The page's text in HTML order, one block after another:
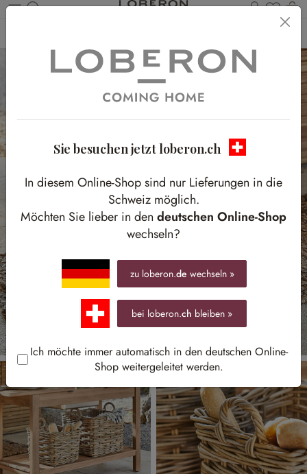
Du
Sie besuchen jetzt loberon.ch
In diesem Online-Shop sind nur Lieferungen in die
Schweiz möglich.
Möchten Sie lieber in den deutschen Online-Shop
wechseln?
zu loberon.de wechseln »
bei loberon.ch bleiben »
Ich möchte immer automatisch in den deutschen Online-
Shop weitergeleitet werden.